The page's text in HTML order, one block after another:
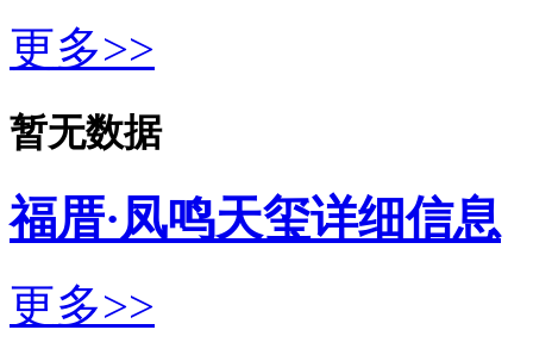
更多>>
暂无数据
福厝·凤鸣天玺详细信息
更多>>